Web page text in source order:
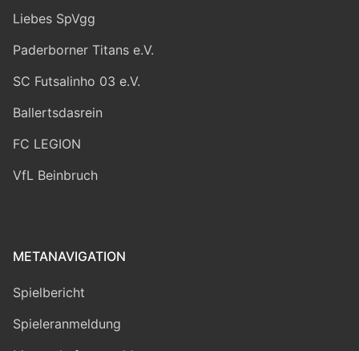
Liebes SpVgg
Paderborner Titans e.V.
SC Futsalinho 03 e.V.
Ballertsdasrein
FC LEGION
VfL Beinbruch
METANAVIGATION
Spielbericht
Spieleranmeldung